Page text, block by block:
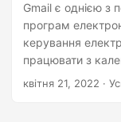
Gmail є однією з
програм
керування
працювати з
також надає
квітня 21, 2022 ·